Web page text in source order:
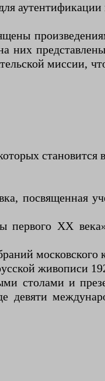
них
миссии,
посвященная
первого XX
московского
живописи
столами и